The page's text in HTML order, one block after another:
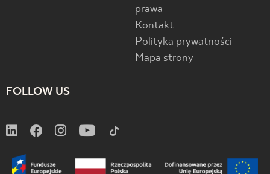
prawa
Kontakt
Polityka prywatności
Mapa strony
FOLLOW US